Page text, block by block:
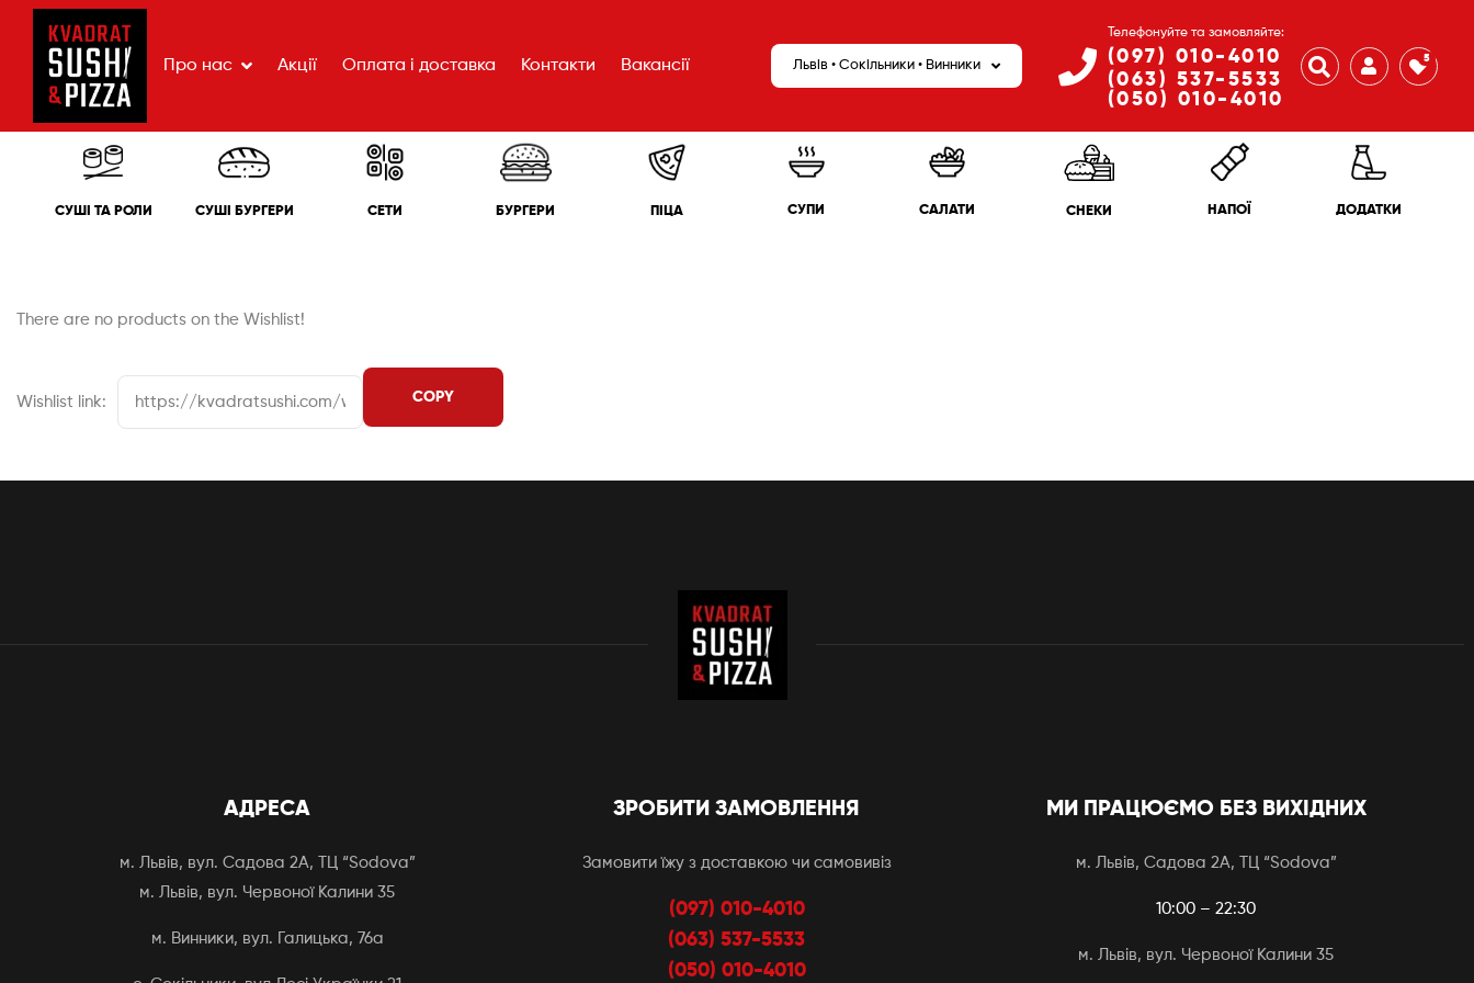
Про нас Акції Оплата і доставка Контакти Вакансії Львів • Сокільники • Винники
Телефонуйте та замовляйте:
(097) 010-4010
(063) 537-5533
(050) 010-4010
5
СУШІ ТА РОЛИ СУШІ БУРГЕРИ СЕТИ БУРГЕРИ ПІЦА СУПИ САЛАТИ СНЕКИ НАПОЇ ДОДАТКИ
There are no products on the Wishlist!
Wishlist link:
АДРЕСА
м. Львів, вул. Садова 2А, ТЦ “Sodova”
м. Львів, вул. Червоної Калини 35
м. Винники, вул. Галицька, 76а
ЗРОБИТИ ЗАМОВЛЕННЯ
Замовити їжу з доставкою чи самовивіз
(097) 010-4010
(063) 537-5533
(050) 010-4010
МИ ПРАЦЮЄМО БЕЗ ВИХІДНИХ
м. Львів, Садова 2А, ТЦ “Sodova”
10:00 – 22:30
м. Львів, вул. Червоної Калини 35